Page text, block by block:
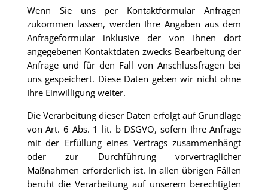
Wenn Sie uns per Kontaktformular Anfragen
zukommen lassen, werden Ihre Angaben aus dem
Anfrageformular inklusive der von Ihnen dort
angegebenen Kontaktdaten zwecks Bearbeitung der
Anfrage und für den Fall von Anschlussfragen bei
uns gespeichert. Diese Daten geben wir nicht ohne
Ihre Einwilligung weiter.
Die Verarbeitung dieser Daten erfolgt auf Grundlage
von Art. 6 Abs. 1 lit. b DSGVO, sofern Ihre Anfrage
mit der Erfüllung eines Vertrags zusammenhängt
oder zur Durchführung vorvertraglicher
Maßnahmen erforderlich ist. In allen übrigen Fällen
beruht die Verarbeitung auf unserem berechtigten